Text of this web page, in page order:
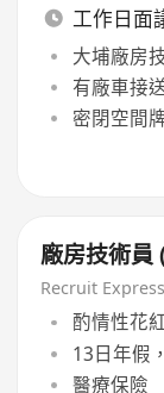
工作日面
大埔廠房
有廠車接
密閉空間
廠房技術員
Recruit
酌情性花
13日年假
醫療保險